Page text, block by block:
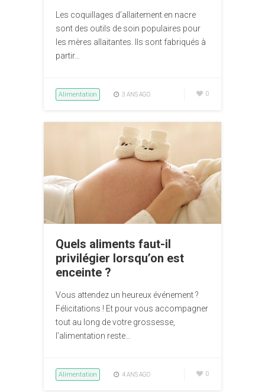
Les coquillages d’allaitement en nacre
sont des outils de soin populaires pour
les mères allaitantes. Ils sont fabriqués à
partir…
Alimentation 3 ANS AGO 0
Quels aliments faut-il
privilégier lorsqu’on est
enceinte ?
Vous attendez un heureux événement ?
Félicitations ! Et pour vous accompagner
tout au long de votre grossesse,
l’alimentation reste…
Alimentation 4 ANS AGO 0